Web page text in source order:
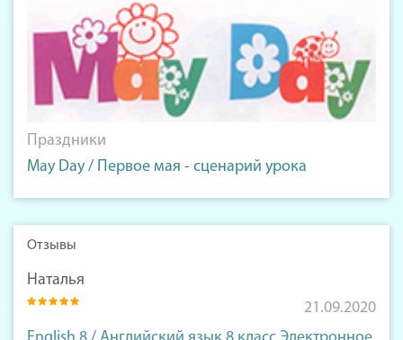
Праздники
May Day / Первое мая - сценарий урока
Отзывы
Наталья
21.09.2020